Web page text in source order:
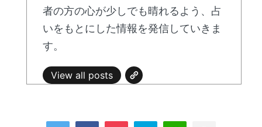
者の方の心が少しでも晴れるよう、占
いをもとにした情報を発信していきま
す。
View all posts